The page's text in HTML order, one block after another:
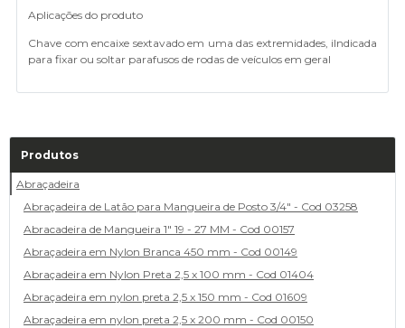
Aplicações do produto
Chave com encaixe sextavado em uma das extremidades, iIndicada
para fixar ou soltar parafusos de rodas de veículos em geral
Produtos
Abraçadeira
Abraçadeira de Latão para Mangueira de Posto 3/4" - Cod 03258
Abracadeira de Mangueira 1" 19 - 27 MM - Cod 00157
Abraçadeira em Nylon Branca 450 mm - Cod 00149
Abraçadeira em Nylon Preta 2,5 x 100 mm - Cod 01404
Abraçadeira em nylon preta 2,5 x 150 mm - Cod 01609
Abraçadeira em nylon preta 2,5 x 200 mm - Cod 00150